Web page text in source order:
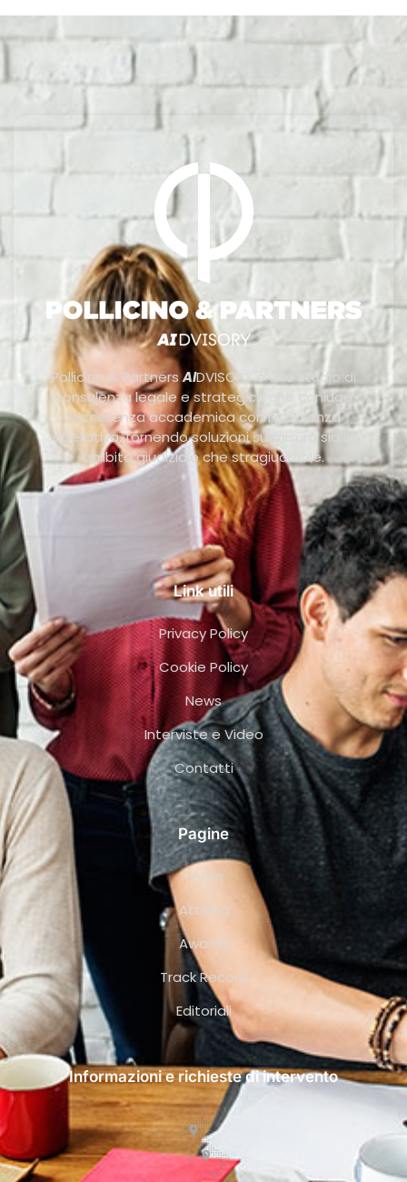
Pollicino & PartnersAIDVISORY è uno studio di
consulenza legale e strategica che coniuga
l’eccellenza accademica con l’efficienza
operativa, fornendo soluzioni su misura sia in
ambito giudiziale che stragiudiziale.
Link utili
Privacy Policy
Cookie Policy
News
Interviste e Video
Contatti
Pagine
Team
Attività
Awards
Track Record
Editoriali
Informazioni e richieste di intervento